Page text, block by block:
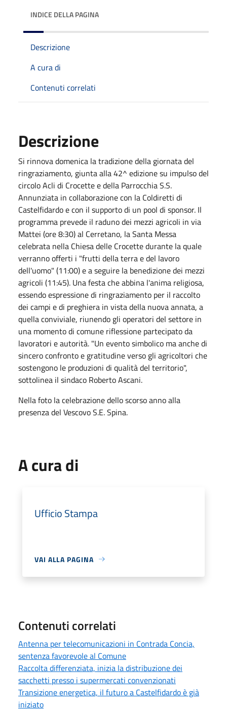
INDICE DELLA PAGINA
Descrizione
A cura di
Contenuti correlati
Descrizione
Si rinnova domenica la tradizione della giornata del
ringraziamento, giunta alla 42^ edizione su impulso del
circolo Acli di Crocette e della Parrocchia S.S.
Annunziata in collaborazione con la Coldiretti di
Castelfidardo e con il supporto di un pool di sponsor. Il
programma prevede il raduno dei mezzi agricoli in via
Mattei (ore 8:30) al Cerretano, la Santa Messa
celebrata nella Chiesa delle Crocette durante la quale
verranno offerti i "frutti della terra e del lavoro
dell'uomo" (11:00) e a seguire la benedizione dei mezzi
agricoli (11:45). Una festa che abbina l'anima religiosa,
essendo espressione di ringraziamento per il raccolto
dei campi e di preghiera in vista della nuova annata, a
quella conviviale, riunendo gli operatori del settore in
una momento di comune riflessione partecipato da
lavoratori e autorità. "Un evento simbolico ma anche di
sincero confronto e gratitudine verso gli agricoltori che
sostengono le produzioni di qualità del territorio",
sottolinea il sindaco Roberto Ascani.
Nella foto la celebrazione dello scorso anno alla
presenza del Vescovo S.E. Spina.
A cura di
Ufficio Stampa
VAI ALLA PAGINA
Contenuti correlati
Antenna per telecomunicazioni in Contrada Concia,
sentenza favorevole al Comune
Raccolta differenziata, inizia la distribuzione dei
sacchetti presso i supermercati convenzionati
Transizione energetica, il futuro a Castelfidardo è già
iniziato